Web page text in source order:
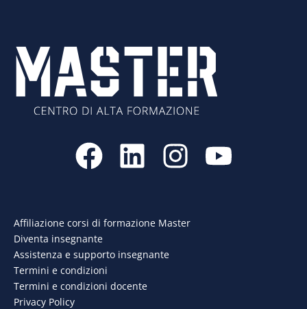
F
a
e
b
o
L
i
k
e
d
I
n
t
Y
o
Affiliazione corsi di formazione Master
Diventa insegnante
Assistenza e supporto insegnante
Termini e condizioni
Termini e condizioni docente
Privacy Policy